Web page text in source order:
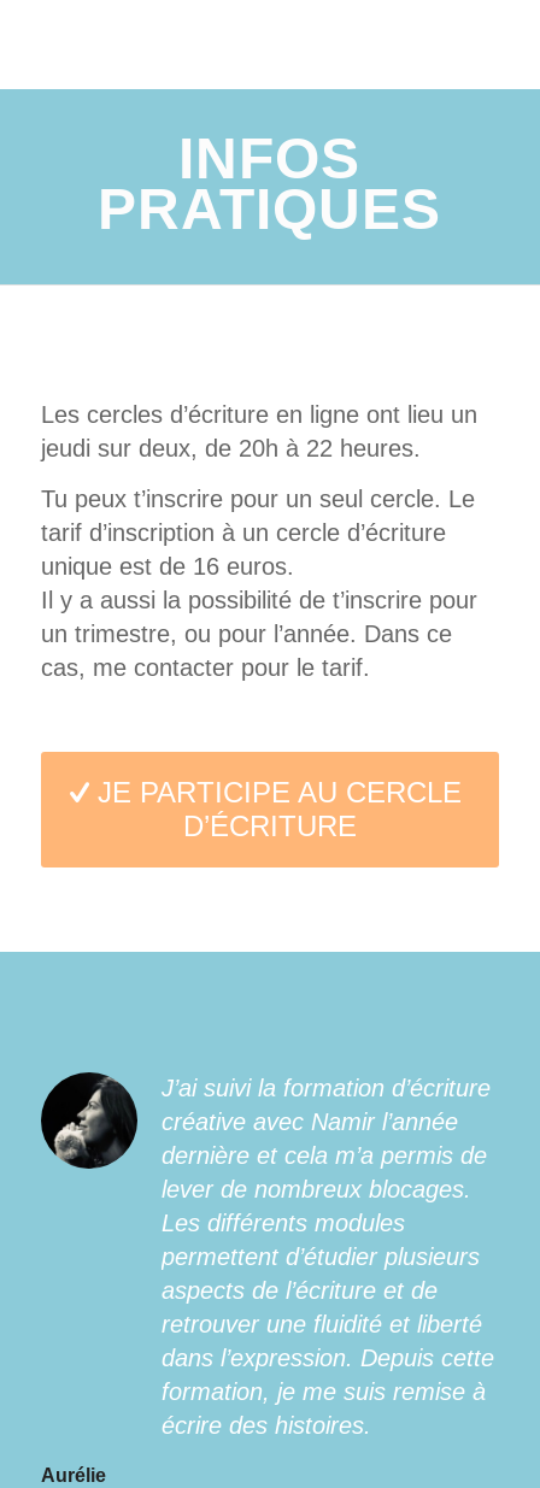
INFOS
PRATIQUES
Les cercles d’écriture en ligne ont lieu un
jeudi sur deux, de 20h à 22 heures.
Tu peux t’inscrire pour un seul cercle. Le
tarif d’inscription à un cercle d’écriture
unique est de 16 euros.
Il y a aussi la possibilité de t’inscrire pour
un trimestre, ou pour l’année. Dans ce
cas, me contacter pour le tarif.
JE PARTICIPE AU CERCLE
D’ÉCRITURE
J’ai suivi la formation d’écriture
créative avec Namir l’année
dernière et cela m’a permis de
lever de nombreux blocages.
Les différents modules
permettent d’étudier plusieurs
aspects de l’écriture et de
retrouver une fluidité et liberté
dans l’expression. Depuis cette
formation, je me suis remise à
écrire des histoires.
Aurélie